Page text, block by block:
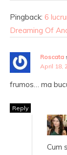
Pingback: 6
Dreaming Of
Roscata
April 18,
frumos… ma
Reply
Cum